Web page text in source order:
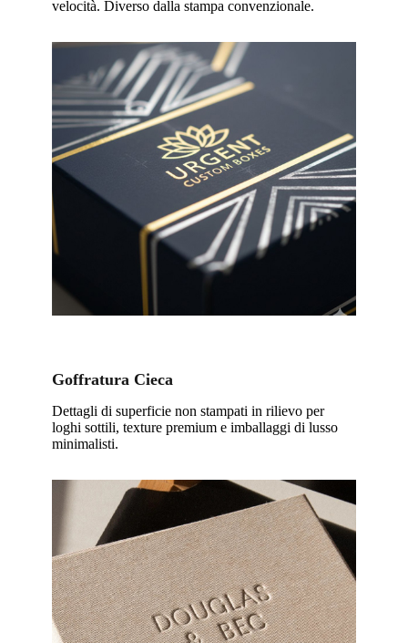
velocità. Diverso dalla stampa convenzionale.
Goffratura Cieca
Dettagli di superficie non stampati in rilievo per
loghi sottili, texture premium e imballaggi di lusso
minimalisti.